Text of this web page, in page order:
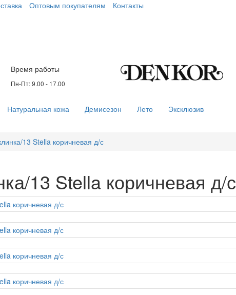
Оптовым покупателям Контакты
Время работы
Пн-Пт: 9.00 - 17.00
Натуральная кожа Демисезон Лето Эксклюзив
13 Stella коричневая д/с
13 Stella коричневая д/с